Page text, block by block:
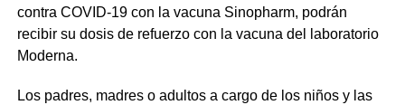
contra COVID-19 con la vacuna Sinopharm, podrán
recibir su dosis de refuerzo con la vacuna del laboratorio
Moderna.
Los padres, madres o adultos a cargo de los niños y las